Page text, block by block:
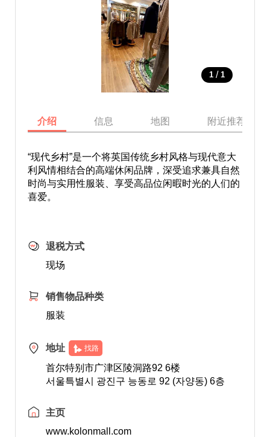
1 / 1
介绍 信息 地图 附近推荐景点
“现代乡村”是一个将英国传统乡村风格与现代意大
利风情相结合的高端休闲品牌，深受追求兼具自然
时尚与实用性服装、享受高品位闲暇时光的人们的
喜爱。
退税方式
现场
销售物品种类
服装
地址 找路
首尔特别市广津区陵洞路92 6楼
서울특별시 광진구 능동로 92 (자양동) 6층
主页
www.kolonmall.com